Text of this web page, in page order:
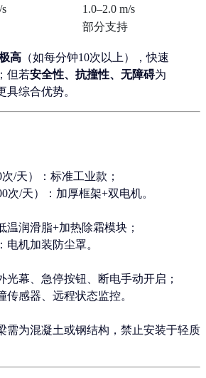
1.0–2.0 m/s
部分支持
高 （如每分钟10次以上），快速
但若安全性、抗撞性、无障碍为
综合优势。
/天）：标准工业款；
次/天）：加厚框架+双电机。
温润滑脂+加热除霜模块；
电机加装防尘罩。
光幕、急停按钮、断电手动开启；
传感器、远程状态监控。
需为混凝土或钢结构，禁止安装于轻质